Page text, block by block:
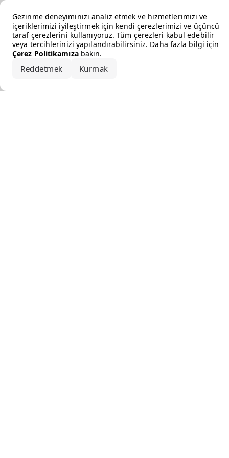
Gezinme deneyiminizi analiz etmek ve hizmetlerimizi ve
içeriklerimizi iyileştirmek için kendi çerezlerimizi ve üçüncü
taraf çerezlerini kullanıyoruz. Tüm çerezleri kabul edebilir
veya tercihlerinizi yapılandırabilirsiniz. Daha fazla bilgi için
Çerez Politikamızabakın.
Reddetmek Kurmak
Error loading the brand